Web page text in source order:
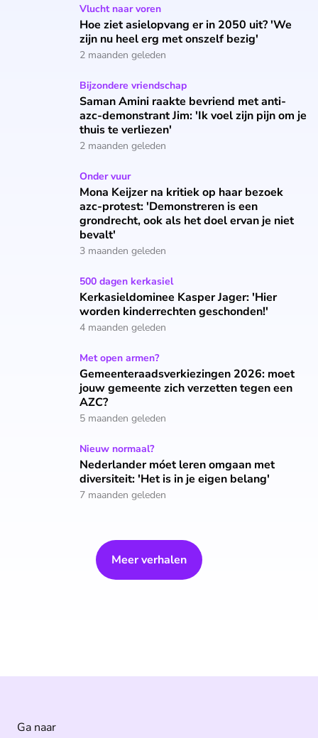
Hoe ziet asielopvang er in 2050 uit? 'We zijn nu heel erg
Vlucht naar voren
Hoe ziet asielopvang er in 2050 uit? 'We
zijn nu heel erg met onszelf bezig'
2 maanden geleden
Saman Amini raakte bevriend met anti-azc-demonstrant
Bijzondere vriendschap
Saman Amini raakte bevriend met anti-
azc-demonstrant Jim: 'Ik voel zijn pijn om je
thuis te verliezen'
2 maanden geleden
Mona Keijzer na kritiek op haar bezoek azc-protest:
Onder vuur
Mona Keijzer na kritiek op haar bezoek
azc-protest: 'Demonstreren is een
grondrecht, ook als het doel ervan je niet
bevalt'
3 maanden geleden
Kerkasieldominee Kasper Jager: 'Hier worden
500 dagen kerkasiel
Kerkasieldominee Kasper Jager: 'Hier
worden kinderrechten geschonden!'
4 maanden geleden
Gemeenteraadsverkiezingen 2026: moet jouw gemeente
Met open armen?
Gemeenteraadsverkiezingen 2026: moet
jouw gemeente zich verzetten tegen een
AZC?
5 maanden geleden
Nederlander móet leren omgaan met diversiteit: 'Het is in
Nieuw normaal?
Nederlander móet leren omgaan met
diversiteit: 'Het is in je eigen belang'
7 maanden geleden
Meer verhalen
Ga naar